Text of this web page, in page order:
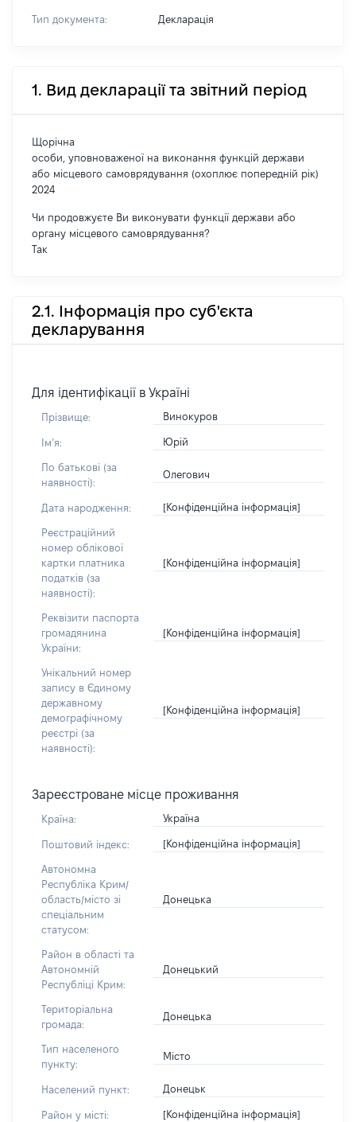
Тип документа: Декларація
1. Вид декларації та звітний період
Щорічна
особи, уповноваженої на виконання функцій держави
або місцевого самоврядування (охоплює попередній рік)
2024
Чи продовжуєте Ви виконувати функції держави або
органу місцевого самоврядування?
Так
2.1. Інформація про суб'єкта
декларування
Для ідентифікації в Україні
Прізвище: Винокуров
Імʼя: Юрій
По батькові (за
наявності):
Олегович
Дата народження: [Конфіденційна інформація]
Реєстраційний
номер облікової
картки платника
податків (за
наявності):
[Конфіденційна інформація]
Реквізити паспорта
громадянина
України:
[Конфіденційна інформація]
Унікальний номер
запису в Єдиному
державному
демографічному
реєстрі (за
наявності):
[Конфіденційна інформація]
Зареєстроване місце проживання
Країна: Україна
Поштовий індекс: [Конфіденційна інформація]
Автономна
Республіка Крим/
область/місто зі
спеціальним
статусом:
Донецька
Район в області та
Автономній
Республіці Крим:
Донецький
Територіальна
громада:
Донецька
Тип населеного
пункту:
Місто
Населений пункт: Донецьк
Район у місті: [Конфіденційна інформація]